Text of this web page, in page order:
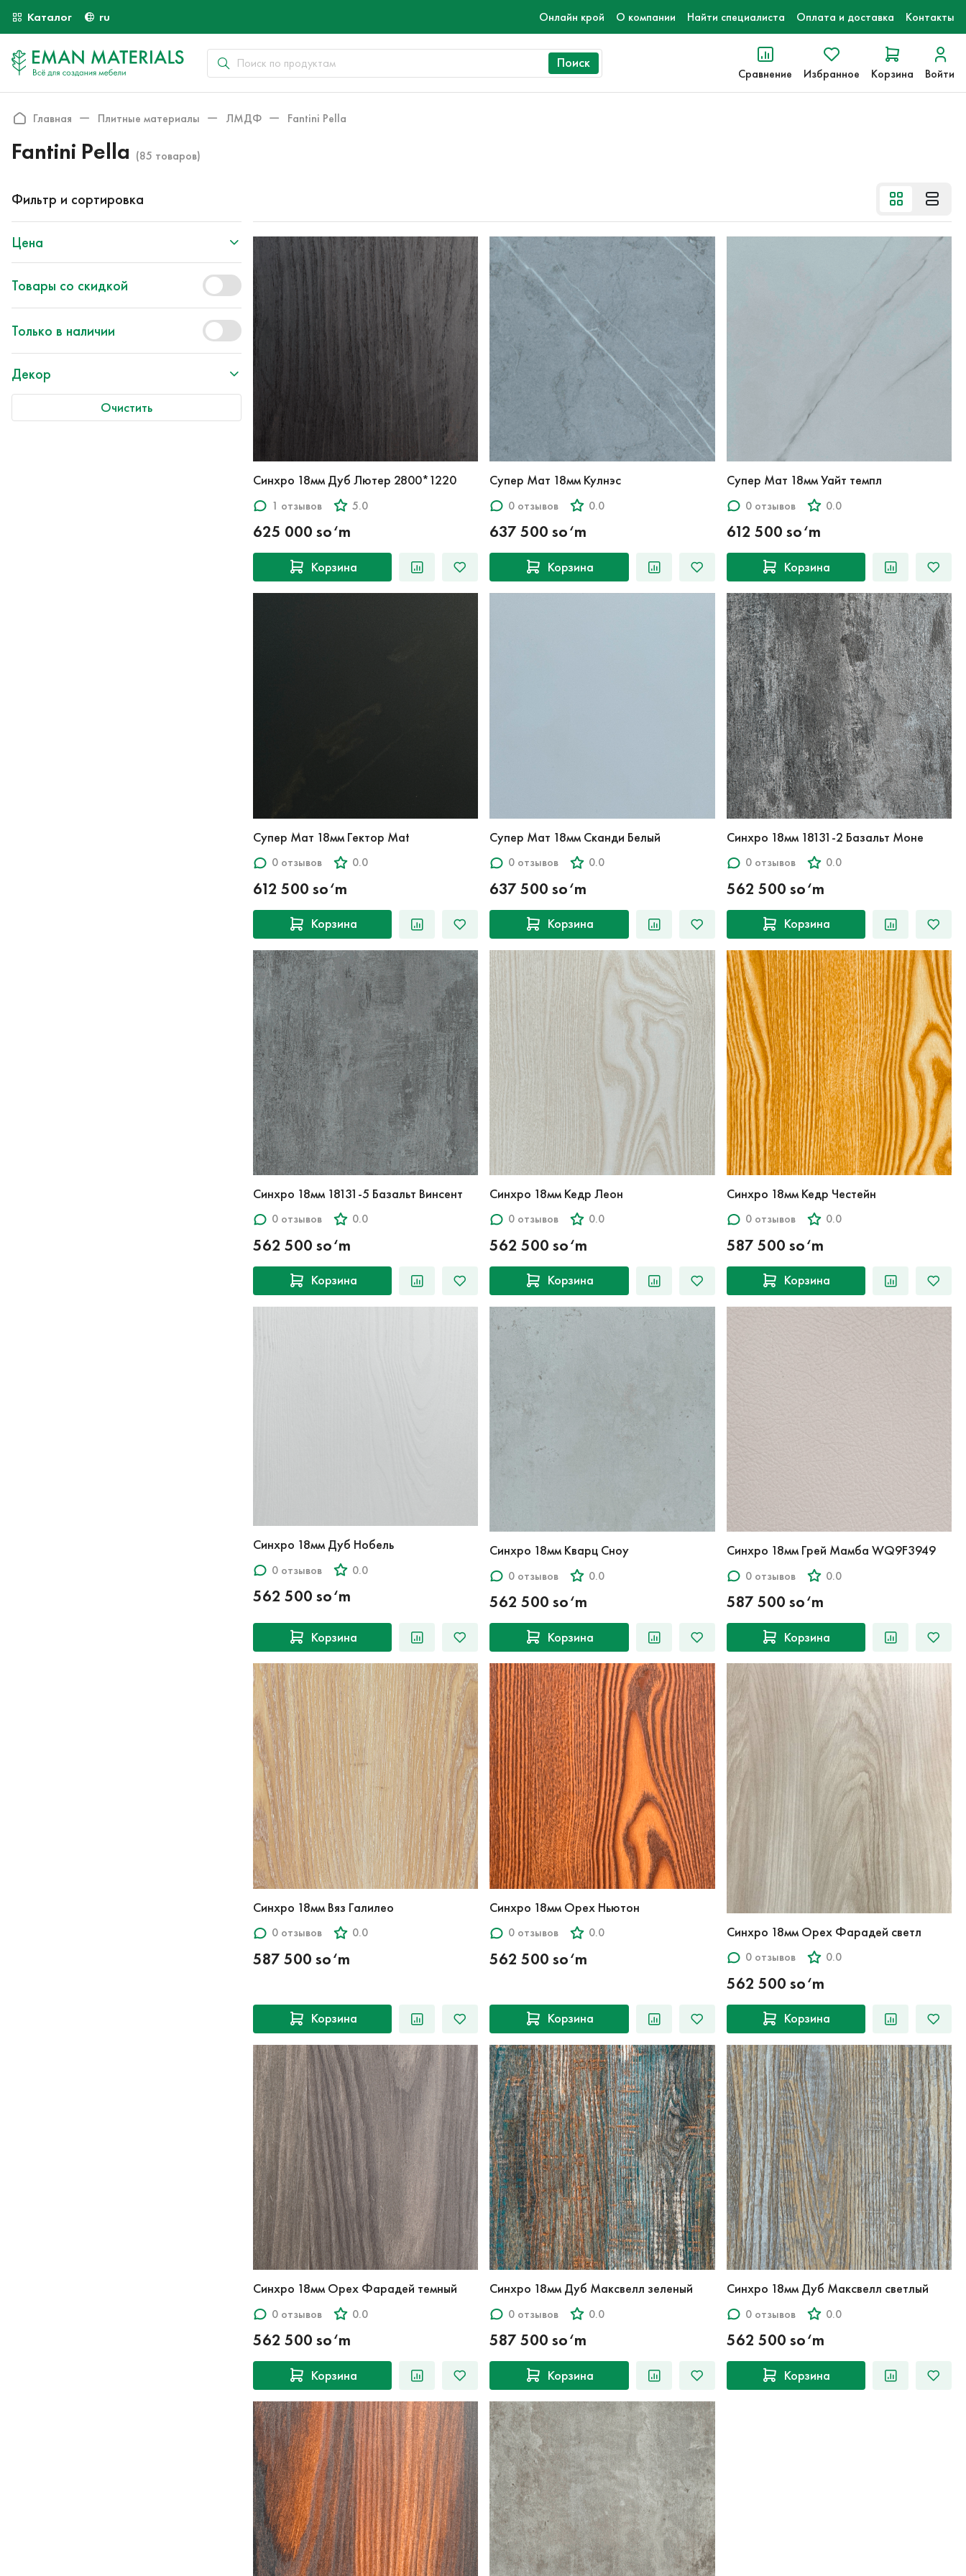
Каталог ru Онлайн крой О компании Найти специалиста Оплата и доставка Контакты
Поиск
Сравнение Избранное Корзина Войти
Главная Плитные материалы ЛМДФ Fantini Pella
Fantini Pella (85 товаров)
Фильтр и сортировка
Цена
Товары со скидкой
Только в наличии
Декор
Очистить
Синхро 18мм Дуб Лютер 2800*1220
1 отзывов 5.0
625 000 so‘m
Корзина
Супер Мат 18мм Кулнэс
0 отзывов 0.0
637 500 so‘m
Корзина
Супер Мат 18мм Уайт темпл
0 отзывов 0.0
612 500 so‘m
Корзина
Супер Мат 18мм Гектор Mat
0 отзывов 0.0
612 500 so‘m
Корзина
Супер Мат 18мм Сканди Белый
0 отзывов 0.0
637 500 so‘m
Корзина
Синхро 18мм 18131-2 Базальт Моне
0 отзывов 0.0
562 500 so‘m
Корзина
Синхро 18мм 18131-5 Базальт Винсент
0 отзывов 0.0
562 500 so‘m
Корзина
Синхро 18мм Кедр Леон
0 отзывов 0.0
562 500 so‘m
Корзина
Синхро 18мм Кедр Честейн
0 отзывов 0.0
587 500 so‘m
Корзина
Синхро 18мм Дуб Нобель
0 отзывов 0.0
562 500 so‘m
Корзина
Синхро 18мм Кварц Сноу
0 отзывов 0.0
562 500 so‘m
Корзина
Синхро 18мм Грей Мамба WQ9F3949
0 отзывов 0.0
587 500 so‘m
Корзина
Синхро 18мм Вяз Галилео
0 отзывов 0.0
587 500 so‘m
Корзина
Синхро 18мм Орех Ньютон
0 отзывов 0.0
562 500 so‘m
Корзина
Синхро 18мм Орех Фарадей светл
0 отзывов 0.0
562 500 so‘m
Корзина
Синхро 18мм Орех Фарадей темный
0 отзывов 0.0
562 500 so‘m
Корзина
Синхро 18мм Дуб Максвелл зеленый
0 отзывов 0.0
587 500 so‘m
Корзина
Синхро 18мм Дуб Максвелл светлый
0 отзывов 0.0
562 500 so‘m
Корзина